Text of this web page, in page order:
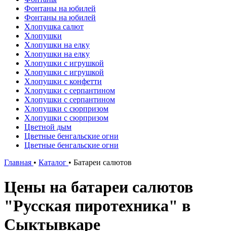
Фонтаны на юбилей
Фонтаны на юбилей
Хлопушка салют
Хлопушки
Хлопушки на елку
Хлопушки на елку
Хлопушки с игрушкой
Хлопушки с игрушкой
Хлопушки с конфетти
Хлопушки с серпантином
Хлопушки с серпантином
Хлопушки с сюрпризом
Хлопушки с сюрпризом
Цветной дым
Цветные бенгальские огни
Цветные бенгальские огни
Главная • Каталог • Батареи салютов
Цены на батареи салютов
"Русская пиротехника" в
Сыктывкаре